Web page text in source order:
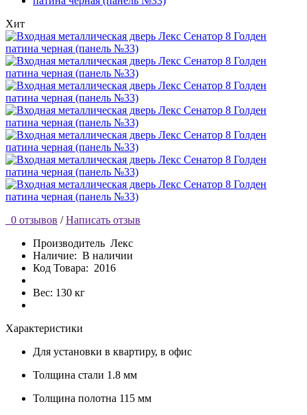
Хит
0 отзывов / Написать отзыв
Производитель Лекс
Наличие: В наличии
Код Товара: 2016
Вес: 130 кг
Характеристики
Для установки в квартиру, в офис
Толщина стали 1.8 мм
Толщина полотна 115 мм